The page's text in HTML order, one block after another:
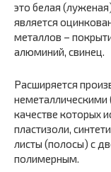
это белая
является
металлов –
алюминий, свинец.
Расширяется
качестве которых
пластизоли,
листы (полосы) с
полимерным.